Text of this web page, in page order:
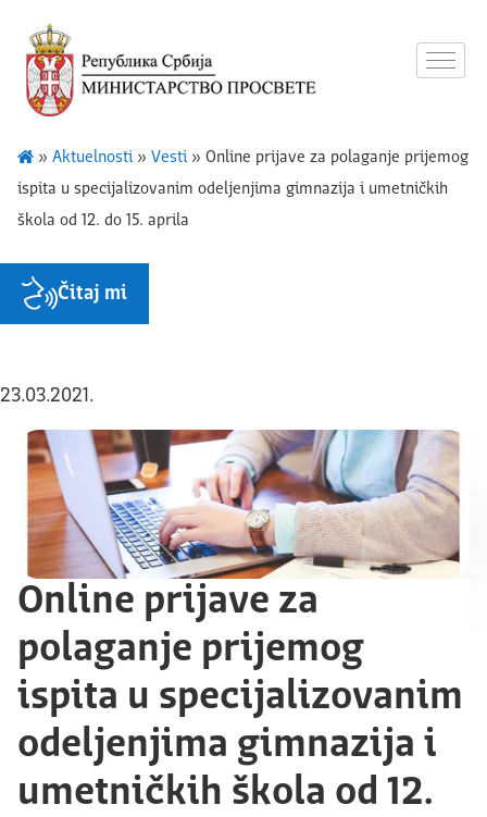
» Aktuelnosti» Vesti» Online prijave za polaganje prijemog
ispita u specijalizovanim odeljenjima gimnazija i umetničkih
škola od 12. do 15. aprila
Čitaj mi
23.03.2021.
Online prijave za
polaganje prijemog
ispita u specijalizovanim
odeljenjima gimnazija i
umetničkih škola od 12.